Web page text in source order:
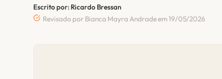
Escrito por: Ricardo Bressan
Revisado por Bianca Mayra Andrade em 19/05/2026